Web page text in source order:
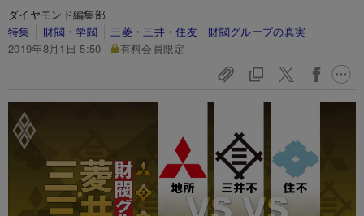
ダイヤモンド編集部
特集
財閥・学閥
三菱・三井・住友 財閥グループの真実
2019年8月1日 5:50
有料会員限定